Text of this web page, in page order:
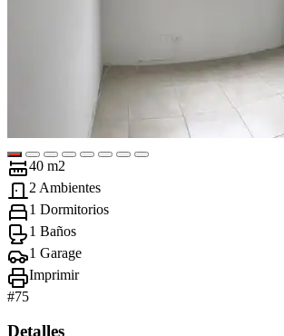
40 m2
2 Ambientes
1 Dormitorios
1 Baños
1 Garage
Imprimir
#75
Detalles